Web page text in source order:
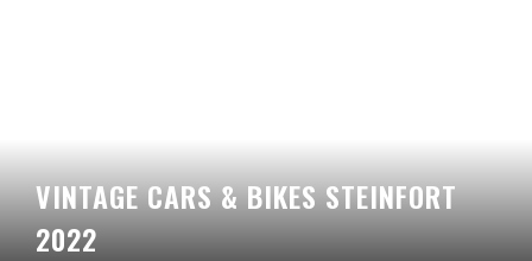
VINTAGE CARS & BIKES STEINFORT
2022